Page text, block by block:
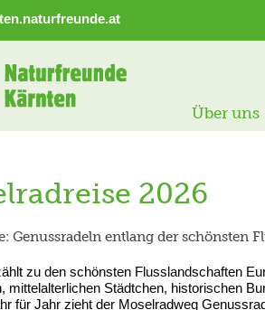
Über uns
2026
Genussradeln entlang der schönsten
zu den schönsten Flusslandschaften
mittelalterlichen Städtchen, historischen
für Jahr zieht der Moselradweg